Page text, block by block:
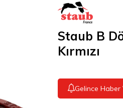
Staub B
Kırmızı
Gelince Haber